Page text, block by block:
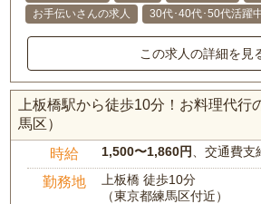
お手伝いさんの求人
30代･40代･50代活躍
この求人の詳細を見
上板橋駅から徒歩10分！お料理代行
馬区）
時給 1,500〜1,860円 、交通費
勤務地
上板橋 徒歩10分
（東京都練馬区付近）